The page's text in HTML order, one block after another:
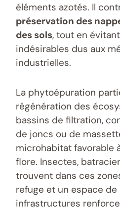
éléments azotés. Il
préservation des
des sols, tout en
indésirables dus aux
industrielles.
La phytoépuration
régénération des
bassins de filtration,
de joncs ou de
microhabitat favorable
flore. Insectes,
trouvent dans ces
refuge et un espace
infrastructures